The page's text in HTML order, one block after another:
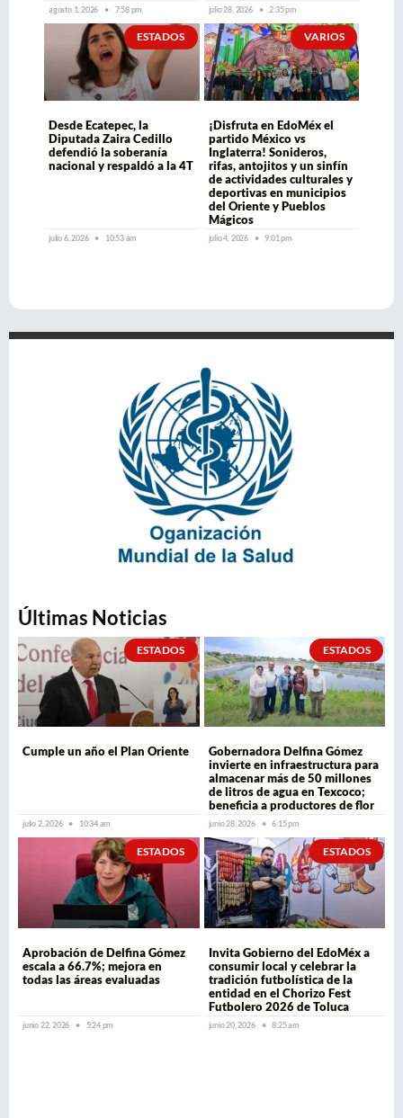
agosto 1, 2026 7:58 pm julio 28, 2026 2:35 pm
ESTADOS
Desde Ecatepec, la
Diputada Zaira Cedillo
defendió la soberanía
nacional y respaldó a la 4T
julio 6, 2026 10:53 am
VARIOS
¡Disfruta en EdoMéx el
partido México vs
Inglaterra! Sonideros,
rifas, antojitos y un sinfín
de actividades culturales y
deportivas en municipios
del Oriente y Pueblos
Mágicos
julio 4, 2026 9:01 pm
Últimas Noticias
ESTADOS
Cumple un año el Plan Oriente
julio 2, 2026 10:34 am
ESTADOS
Gobernadora Delfina Gómez
invierte en infraestructura para
almacenar más de 50 millones
de litros de agua en Texcoco;
beneficia a productores de flor
junio 28, 2026 6:15 pm
ESTADOS
Aprobación de Delfina Gómez
escala a 66.7%; mejora en
todas las áreas evaluadas
junio 22, 2026 5:24 pm
ESTADOS
Invita Gobierno del EdoMéx a
consumir local y celebrar la
tradición futbolística de la
entidad en el Chorizo Fest
Futbolero 2026 de Toluca
junio 20, 2026 8:25 am